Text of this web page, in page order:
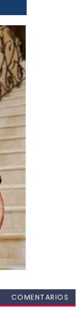
COMENTARIOS